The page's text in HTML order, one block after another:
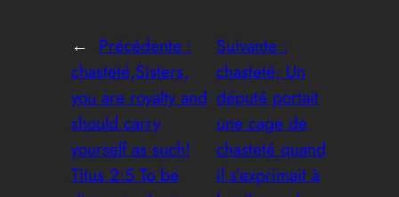
← Précédente :
chasteté,Sisters,
you are royalty and
should carry
yourself as such!
Titus 2:5 To be
Suivante :
chasteté; Un
député portait
une cage de
chasteté quand
il s’exprimait à